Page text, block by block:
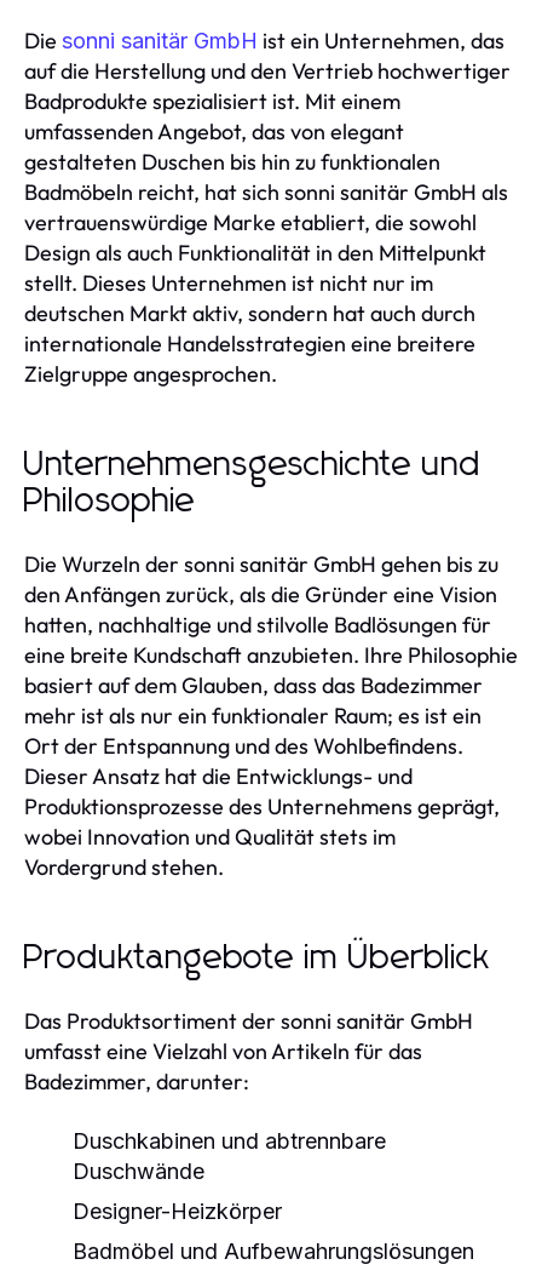
Die sonni sanitär GmbH ist ein Unternehmen, das
auf die Herstellung und den Vertrieb hochwertiger
Badprodukte spezialisiert ist. Mit einem
umfassenden Angebot, das von elegant
gestalteten Duschen bis hin zu funktionalen
Badmöbeln reicht, hat sich sonni sanitär GmbH als
vertrauenswürdige Marke etabliert, die sowohl
Design als auch Funktionalität in den Mittelpunkt
stellt. Dieses Unternehmen ist nicht nur im
deutschen Markt aktiv, sondern hat auch durch
internationale Handelsstrategien eine breitere
Zielgruppe angesprochen.
Unternehmensgeschichte und
Philosophie
Die Wurzeln der sonni sanitär GmbH gehen bis zu
den Anfängen zurück, als die Gründer eine Vision
hatten, nachhaltige und stilvolle Badlösungen für
eine breite Kundschaft anzubieten. Ihre Philosophie
basiert auf dem Glauben, dass das Badezimmer
mehr ist als nur ein funktionaler Raum; es ist ein
Ort der Entspannung und des Wohlbefindens.
Dieser Ansatz hat die Entwicklungs- und
Produktionsprozesse des Unternehmens geprägt,
wobei Innovation und Qualität stets im
Vordergrund stehen.
Produktangebote im Überblick
Das Produktsortiment der sonni sanitär GmbH
umfasst eine Vielzahl von Artikeln für das
Badezimmer, darunter:
Duschkabinen und abtrennbare
Duschwände
Designer-Heizkörper
Badmöbel und Aufbewahrungslösungen